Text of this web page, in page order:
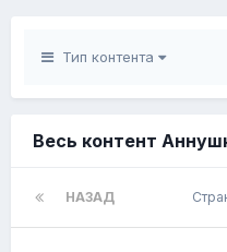
Тип контента
Весь контент
НАЗАД